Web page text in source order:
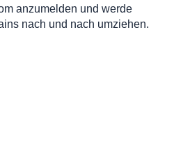
anzumelden und werde
nach und nach umziehen.